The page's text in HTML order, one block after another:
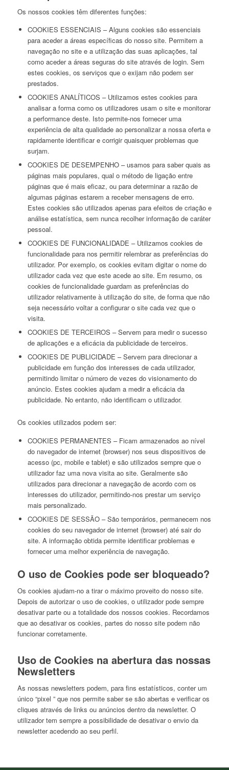
Os nossos cookies têm diferentes funções:
COOKIES ESSENCIAIS – Alguns cookies são essenciais
para aceder a áreas específicas do nosso site. Permitem a
navegação no site e a utilização das suas aplicações, tal
como aceder a áreas seguras do site através de login. Sem
estes cookies, os serviços que o exijam não podem ser
prestados.
COOKIES ANALÍTICOS – Utilizamos estes cookies para
analisar a forma como os utilizadores usam o site e monitorar
a performance deste. Isto permite-nos fornecer uma
experiência de alta qualidade ao personalizar a nossa oferta e
rapidamente identificar e corrigir quaisquer problemas que
surjam.
COOKIES DE DESEMPENHO – usamos para saber quais as
páginas mais populares, qual o método de ligação entre
páginas que é mais eficaz, ou para determinar a razão de
algumas páginas estarem a receber mensagens de erro.
Estes cookies são utilizados apenas para efeitos de criação e
análise estatística, sem nunca recolher informação de caráter
pessoal.
COOKIES DE FUNCIONALIDADE – Utilizamos cookies de
funcionalidade para nos permitir relembrar as preferências do
utilizador. Por exemplo, os cookies evitam digitar o nome do
utilizador cada vez que este acede ao site. Em resumo, os
cookies de funcionalidade guardam as preferências do
utilizador relativamente à utilização do site, de forma que não
seja necessário voltar a configurar o site cada vez que o
visita.
COOKIES DE TERCEIROS – Servem para medir o sucesso
de aplicações e a eficácia da publicidade de terceiros.
COOKIES DE PUBLICIDADE – Servem para direcionar a
publicidade em função dos interesses de cada utilizador,
permitindo limitar o número de vezes do visionamento do
anúncio. Estes cookies ajudam a medir a eficácia da
publicidade. No entanto, não identificam o utilizador.
Os cookies utilizados podem ser:
COOKIES PERMANENTES – Ficam armazenados ao nível
do navegador de internet (browser) nos seus dispositivos de
acesso (pc, mobile e tablet) e são utilizados sempre que o
utilizador faz uma nova visita ao site. Geralmente são
utilizados para direcionar a navegação de acordo com os
interesses do utilizador, permitindo-nos prestar um serviço
mais personalizado.
COOKIES DE SESSÃO – São temporários, permanecem nos
cookies do seu navegador de internet (browser) até sair do
site. A informação obtida permite identificar problemas e
fornecer uma melhor experiência de navegação.
O uso de Cookies pode ser bloqueado?
Os cookies ajudam-no a tirar o máximo proveito do nosso site.
Depois de autorizar o uso de cookies, o utilizador pode sempre
desativar parte ou a totalidade dos nossos cookies. Recordamos
que ao desativar os cookies, partes do nosso site podem não
funcionar corretamente.
Uso de Cookies na abertura das nossas
Newsletters
As nossas newsletters podem, para fins estatísticos, conter um
único “pixel ” que nos permite saber se são abertas e verificar os
cliques através de links ou anúncios dentro da newsletter. O
utilizador tem sempre a possibilidade de desativar o envio da
newsletter acedendo ao seu perfil.